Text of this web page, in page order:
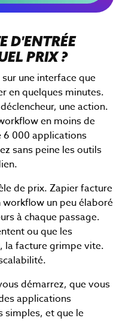
D'ENTRÉE
PRIX ?
une interface que
en quelques minutes.
une action.
en moins de
6 000 applications
sans peine les outils
de prix. Zapier facture
workflow un peu élaboré
à chaque passage.
ou que les
la facture grimpe vite.
démarrez, que vous
applications
simples, et que le